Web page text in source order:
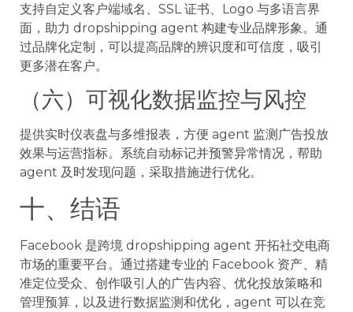
支持自定义客户端域名、SSL 证书、Logo 与多语言界
面，助力 dropshipping agent 构建专业品牌形象。通
过品牌化定制，可以提高品牌的辨识度和可信度，吸引
更多潜在客户。
（六）可视化数据监控与风控
提供实时仪表盘与多维报表，方便 agent 监测广告投放
效果与运营指标。系统自动标记并预警异常情况，帮助
agent 及时发现问题，采取措施进行优化。
十、结语
Facebook 是跨境 dropshipping agent 开拓社交电商
市场的重要平台。通过搭建专业的 Facebook 资产、精
准定位受众、创作吸引人的广告内容、优化投放策略和
管理预算，以及进行数据监测和优化，agent 可以在竞